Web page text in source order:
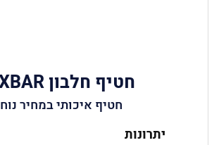
חטיף חלבון RXBAR
חטיף איכותי במחיר נוח
יתרונות